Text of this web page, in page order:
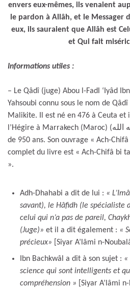
envers eux-mêmes, ils venaient
le pardon à Allâh, et le
eux, ils sauraient que Allâh est
et Qui fait
Informations utiles :
– Le Qâdî (juge) Abou l-Fadl ‘Iyâd
Yahsoubi connu sous le nom de
Malikite. Il est né en 476 à Ceuta et
l’Hégire à Marrakech (Maroc) (رحمه الله) c’est-à-dire il y a plus
de 950 ans. Son ouvrage « Ach-
complet du livre est « Ach-Chifâ bi
».
Adh-Dhahabi a dit de lui : «
savant), le Hâfidh (le spécialiste
celui qui n’a pas de pareil,
(Juge)» et il a dit également : «
précieux»
[Siyar A’lâmi n-
Ibn Bachkwâl a dit à son sujet :
science qui sont intelligents et
compréhension » [Siyar A’lâmi